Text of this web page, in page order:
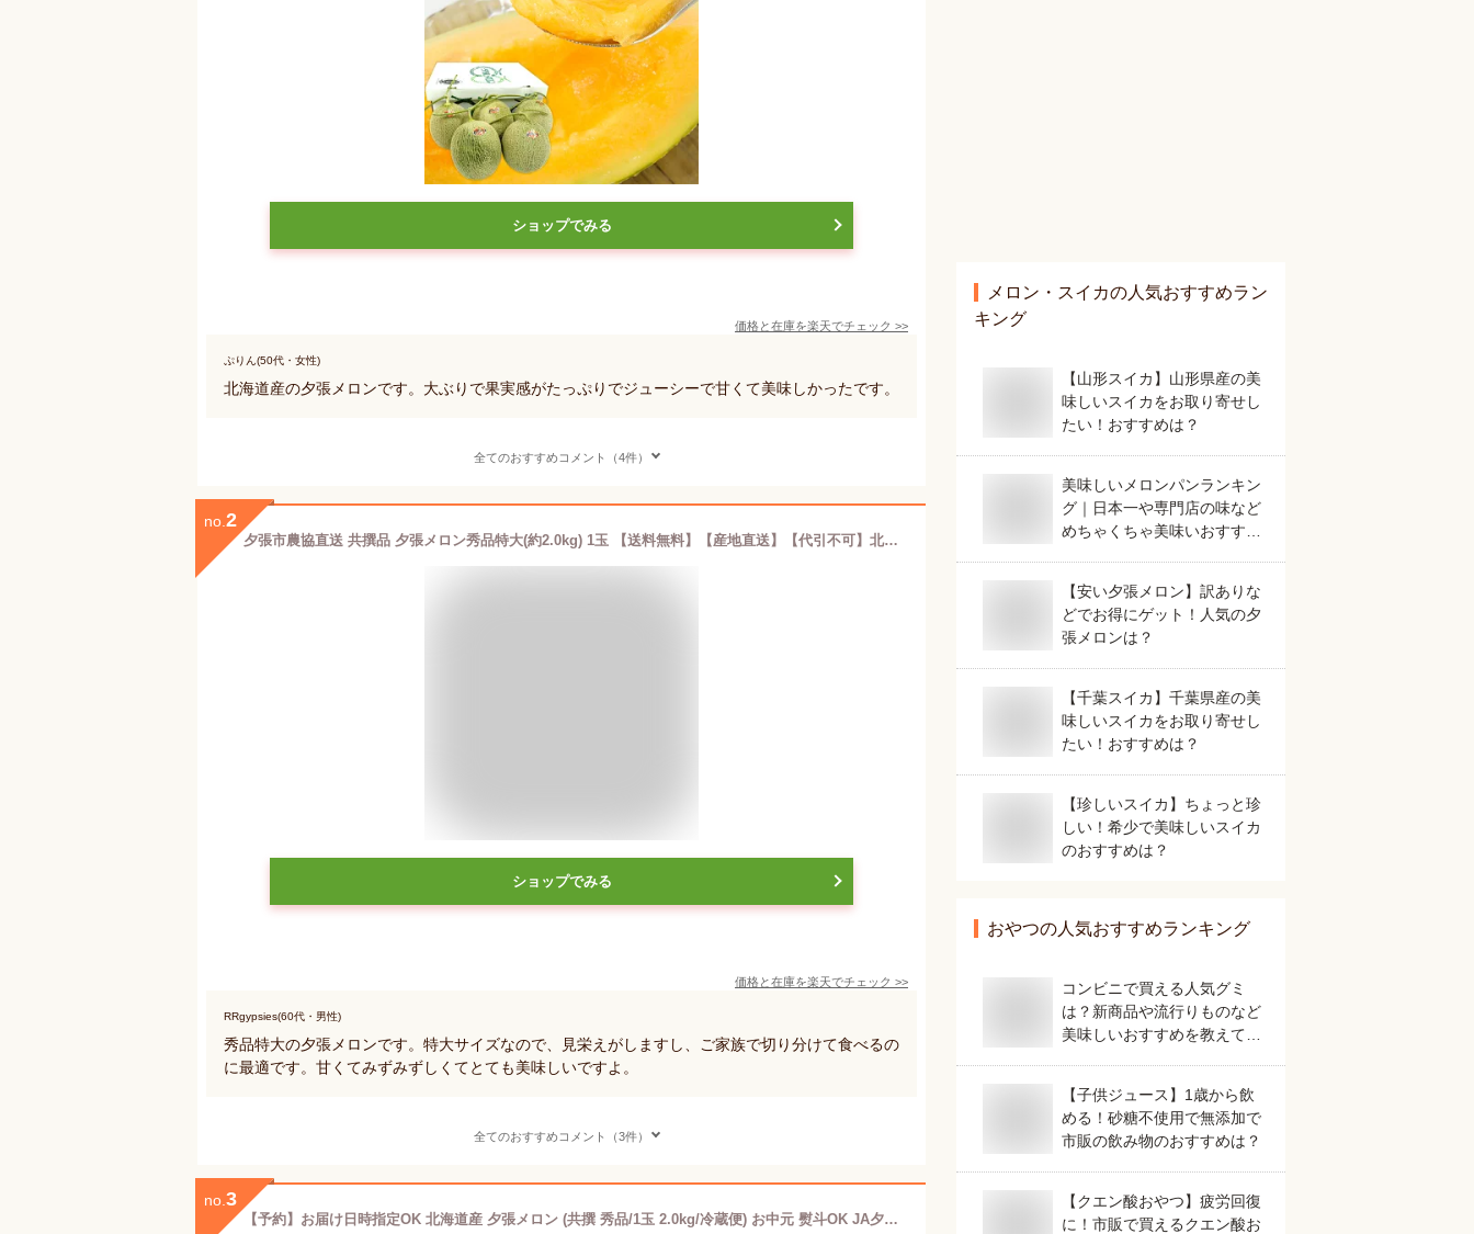
ショップでみる
価格と在庫を楽天でチェック >>
ぷりん(50代・女性)
北海道産の夕張メロンです。大ぶりで果実感がたっぷりでジューシーで甘くて美味しかったです。
全てのおすすめコメント（4件）
no. 2
夕張市農協直送 共撰品 夕張メロン秀品特大(約2.0kg) 1玉 【送料無料】【産地直送】【代引不可】北海道 お土産 おみやげ お中元 贈答品 引出物 赤肉メロン お供え物 お盆 名物
ショップでみる
価格と在庫を楽天でチェック >>
RRgypsies(60代・男性)
秀品特大の夕張メロンです。特大サイズなので、見栄えがしますし、ご家族で切り分けて食べるの
に最適です。甘くてみずみずしくてとても美味しいですよ。
全てのおすすめコメント（3件）
no. 3
【予約】お届け日時指定OK 北海道産 夕張メロン (共撰 秀品/1玉 2.0kg/冷蔵便) お中元 熨斗OK JA夕張市 GI 1玉 2玉 3玉 5玉 赤肉メロン 夏ギフト 御中元 暑中見舞い ギフト 贈り物 お祝い 内祝い ご家庭用 北海道 果物 フルーツ 北海道直送 送料無料 お取り寄せ
メロン・スイカの人気おすすめラン
キング
【山形スイカ】山形県産の美
味しいスイカをお取り寄せし
たい！おすすめは？
美味しいメロンパンランキン
グ｜日本一や専門店の味など
めちゃくちゃ美味いおすすめ
【安い夕張メロン】訳ありな
どでお得にゲット！人気の夕
張メロンは？
【千葉スイカ】千葉県産の美
味しいスイカをお取り寄せし
たい！おすすめは？
【珍しいスイカ】ちょっと珍
しい！希少で美味しいスイカ
のおすすめは？
おやつの人気おすすめランキング
コンビニで買える人気グミ
は？新商品や流行りものなど
美味しいおすすめを教えてく
【子供ジュース】1歳から飲
める！砂糖不使用で無添加で
市販の飲み物のおすすめは？
【クエン酸おやつ】疲労回復
に！市販で買えるクエン酸お